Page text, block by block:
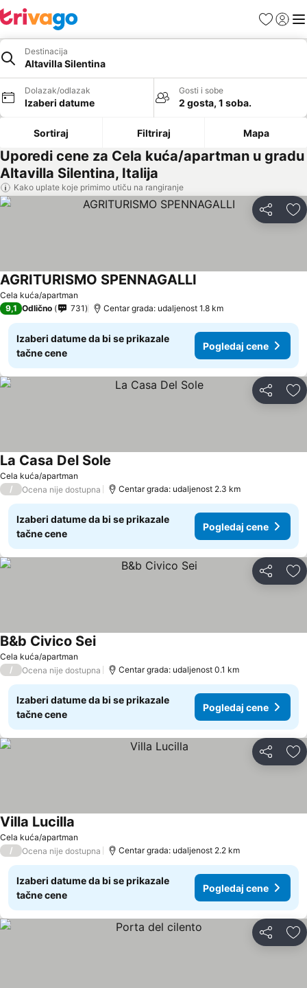
FavoritiPrijavi
Destinacija
Altavilla Silentina
Dolazak/odlazak
Izaberi datume
Gosti i sobe
2 gosta, 1 soba.
Sortiraj Filtriraj Mapa
Uporedi cene za Cela kuća/apartman u gradu
Altavilla Silentina, Italija
Kako uplate koje primimo utiču na rangiranje
Deli
Cela kuća/apartman
AGRITURISMO SPENNAGALLI
9,1 Odlično 731 Centar grada: udaljenost 1.8 km
Izaberi datume da bi se prikazale
tačne cene
Pogledaj cene
Deli
Cela kuća/apartman
La Casa Del Sole
/ Ocena nije dostupna Centar grada: udaljenost 2.3 km
Izaberi datume da bi se prikazale
tačne cene
Pogledaj cene
Deli
Cela kuća/apartman
B&b Civico Sei
/ Ocena nije dostupna Centar grada: udaljenost 0.1 km
Izaberi datume da bi se prikazale
tačne cene
Pogledaj cene
Deli
Cela kuća/apartman
Villa Lucilla
/ Ocena nije dostupna Centar grada: udaljenost 2.2 km
Izaberi datume da bi se prikazale
tačne cene
Pogledaj cene
Deli